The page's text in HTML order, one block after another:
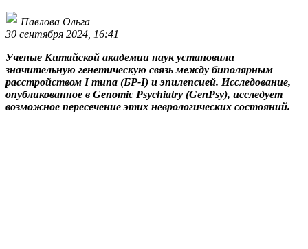
Павлова Ольга
30 сентября 2024, 16:41
Ученые Китайской академии наук установили
значительную генетическую связь между биполярным
расстройством I типа (БР-I) и эпилепсией. Исследование,
опубликованное в Genomic Psychiatry (GenPsy), исследует
возможное пересечение этих неврологических состояний.